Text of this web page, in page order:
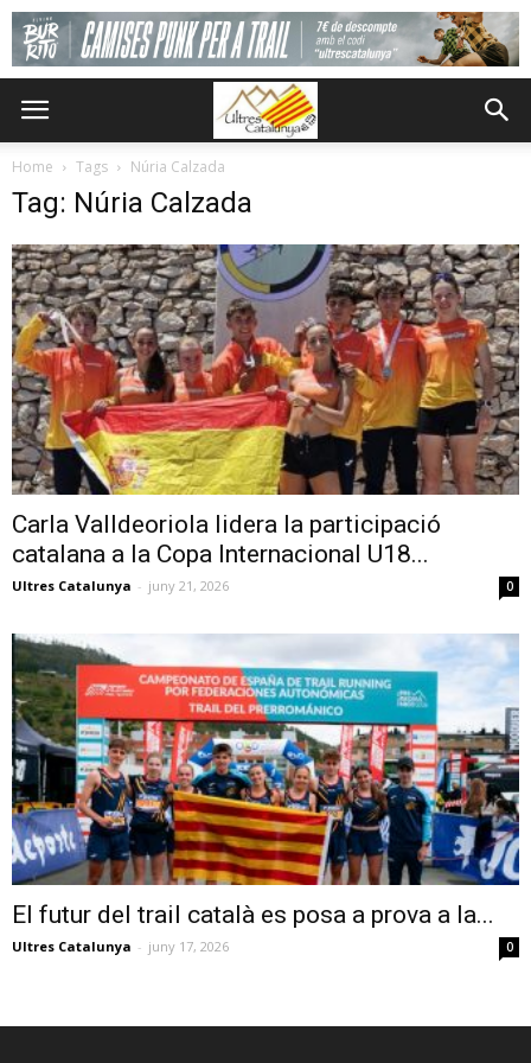
Home Tags Núria Calzada
Tag: Núria Calzada
Carla Valldeoriola lidera la participació
catalana a la Copa Internacional U18...
Ultres Catalunya - juny 21, 2026 0
El futur del trail català es posa a prova a la...
Ultres Catalunya - juny 17, 2026 0